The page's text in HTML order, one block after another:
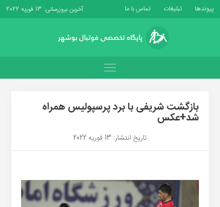
پیوندها تبلیغات تماس با ما آخرین بروزرسانی: 13 فوریه 2022
بازگشت شریفی با برد پرسپولیس همراه
شد+عکس
تاریخ انتشار: 13 فوریه 2022